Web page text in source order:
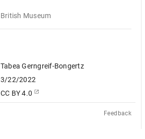
British Museum
Tabea Gerngreif-Bongertz
3/22/2022
CC BY 4.0
Feedback